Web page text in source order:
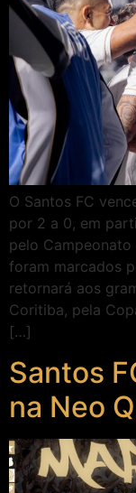
O Santos FC
por 2 a 0, em
pelo
foram marcados
retornará aos
Coritiba, pela
[…]
Santos
na Neo